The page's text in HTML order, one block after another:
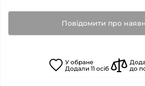
Повідомити про
У обране
Додали 11 осіб
до